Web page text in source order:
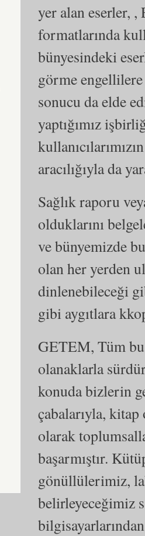
yer alan eserler,
formatlarında
bünyesindeki
görme
sonucu da elde
yaptığımız
aracılığıyla da
Sağlık raporu
olduklarını
ve bünyemizde
olan her yerden
dinlenebileceği
gibi aygıtlara
GETEM, Tüm
olanaklarla
konuda bizlerin
çabalarıyla, kitap
olarak
başarmıştır.
gönüllülerimiz,
belirleyeceğimiz